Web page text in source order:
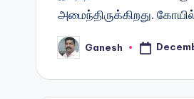
அமைந்திருக்கிறது.
Posted
by
Ganesh